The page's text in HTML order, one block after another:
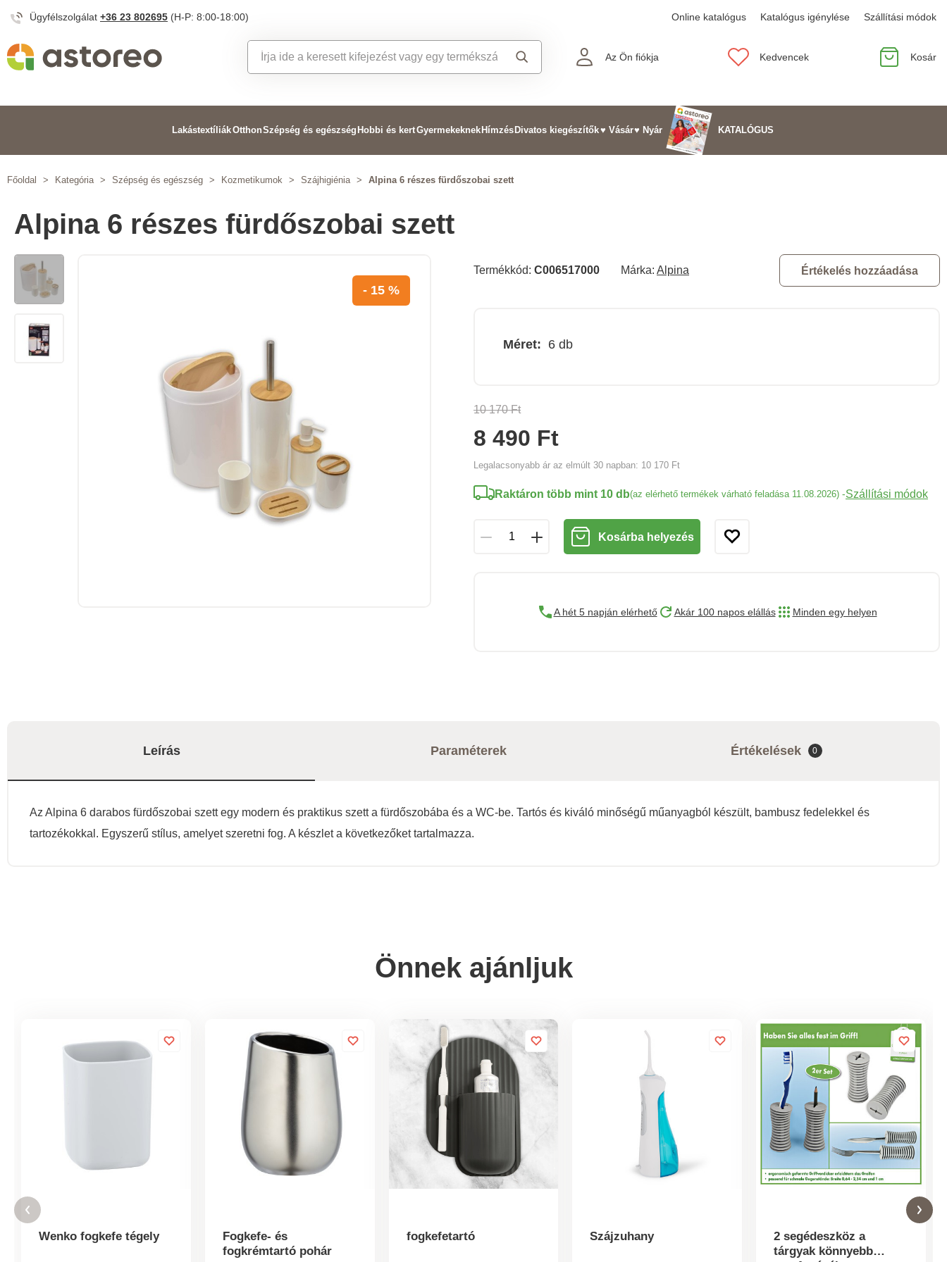
Ügyfélszolgálat +36 23 802695 (H-P: 8:00-18:00) Online katalógus Katalógus igénylése Szállítási módok
Az Ön fiókja Kedvencek Kosár
LakástextíliákOtthonSzépség és egészség Hobbi és kertGyermekeknek Hímzés Divatos kiegészítők♥ Vásár♥ Nyár KATALÓGUS
Főoldal > Kategória > Szépség és egészség > Kozmetikumok > Szájhigiénia > Alpina 6 részes fürdőszobai szett
Alpina 6 részes fürdőszobai szett
- 15 %
Termékkód: C006517000 Márka: Alpina Értékelés hozzáadása
Méret: 6 db
10 170 Ft
8 490 Ft
Legalacsonyabb ár az elmúlt 30 napban: 10 170 Ft
Raktáron több mint 10 db(az elérhető termékek várható feladása 11.08.2026) -Szállítási módok
Kosárba helyezés
A hét 5 napján elérhető Akár 100 napos elállás Minden egy helyen
Leírás Paraméterek Értékelések 0
Az Alpina 6 darabos fürdőszobai szett egy modern és praktikus szett a fürdőszobába és a WC-be. Tartós és kiváló minőségű műanyagból készült, bambusz fedelekkel és
tartozékokkal. Egyszerű stílus, amelyet szeretni fog. A készlet a következőket tartalmazza.
Önnek ajánljuk
Wenko fogkefe tégely
Fogkefe- és
fogkrémtartó pohár
fogkefetartó Szájzuhany
2 segédeszköz a
tárgyak könnyebb